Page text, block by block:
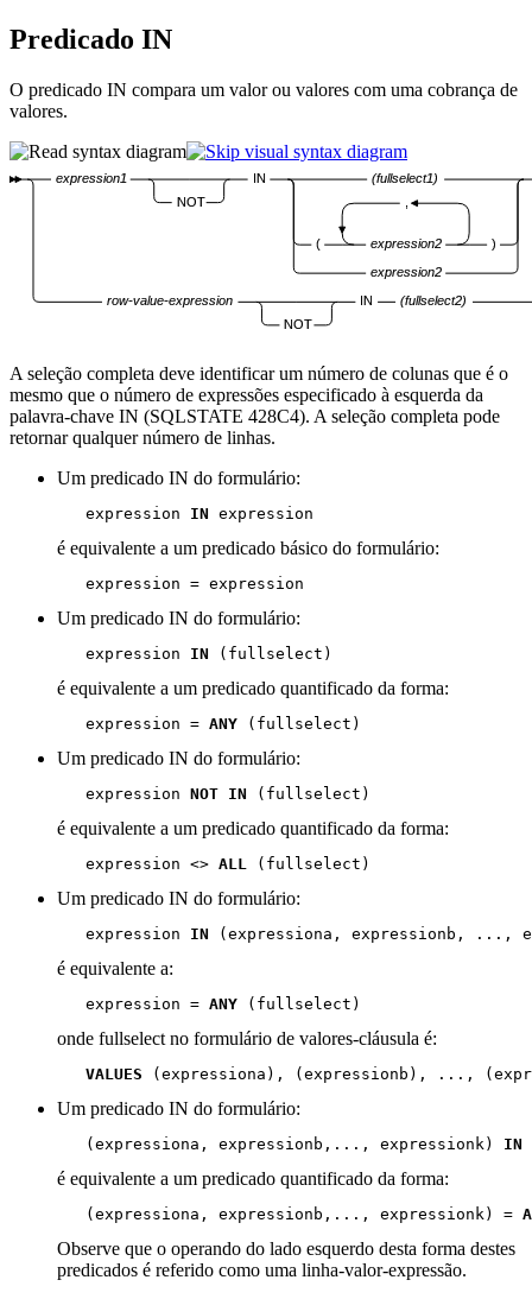
Predicado IN
O predicado IN compara um valor ou valores com uma cobrança de
valores.
expression1
NOT
IN (fullselect1)
( expression2 )
expression2
row-value-expression
NOT
IN (fullselect2)
A seleção completa deve identificar um número de colunas que é o
mesmo que o número de expressões especificado à esquerda da
palavra-chave IN (SQLSTATE 428C4). A seleção completa pode
retornar qualquer número de linhas.
Um predicado IN do formulário:
   expression
IN expression
é equivalente a um predicado básico do formulário:
   expression = expression
Um predicado IN do formulário:
   expression
IN (fullselect)
é equivalente a um predicado quantificado da forma:
   expression =
ANY (fullselect)
Um predicado IN do formulário:
   expression
NOT IN (fullselect)
é equivalente a um predicado quantificado da forma:
   expression <>
ALL (fullselect)
Um predicado IN do formulário:
   expression
IN (expressiona, expressionb, ...,
é equivalente a:
   expression =
ANY (fullselect)
onde fullselect no formulário de valores-cláusula é:
VALUES (expressiona), (expressionb), ...,
Um predicado IN do formulário:
   (expressiona, expressionb,..., expressionk)
IN
é equivalente a um predicado quantificado da forma:
   (expressiona, expressionb,..., expressionk) =
Observe que o operando do lado esquerdo desta forma destes
predicados é referido como uma linha-valor-expressão.